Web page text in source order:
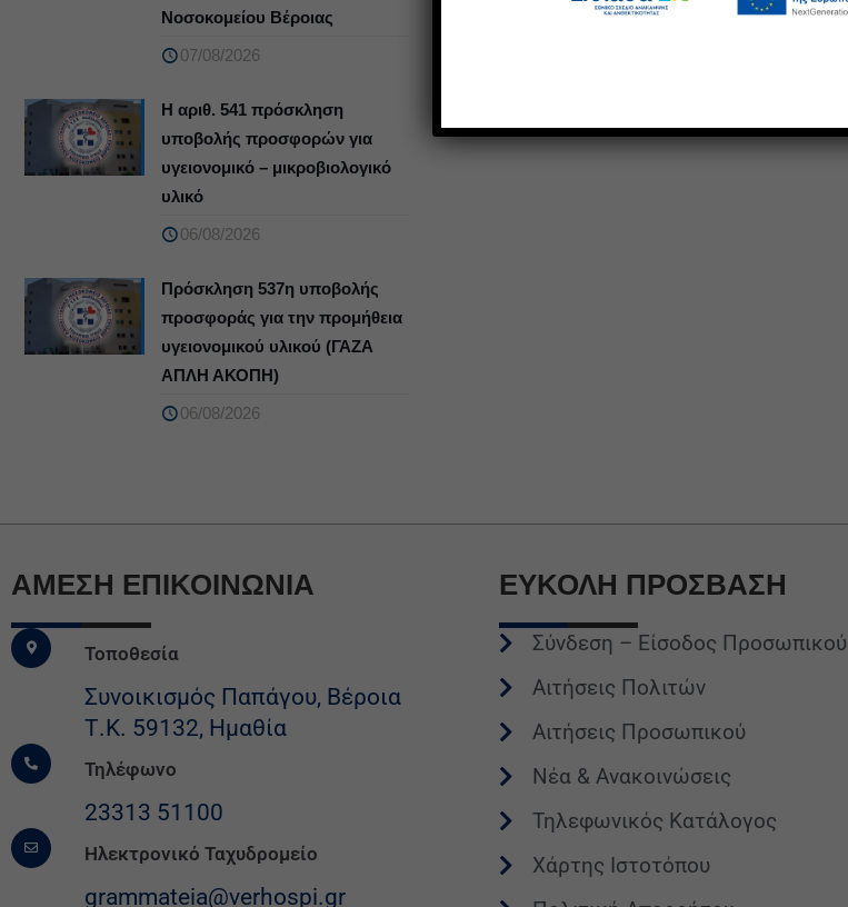
Νοσοκομείου Βέροιας
07/08/2026
Η αριθ. 541 πρόσκληση
υποβολής προσφορών για
υγειονομικό – μικροβιολογικό
υλικό
06/08/2026
Πρόσκληση 537η υποβολής
προσφοράς για την προμήθεια
υγειονομικού υλικού (ΓΑΖΑ
ΑΠΛΗ ΑΚΟΠΗ)
06/08/2026
ΆΜΕΣΗ ΕΠΙΚΟΙΝΩΝΙΑ
Τοποθεσία
Συνοικισμός Παπάγου, Βέροια
Τ.Κ. 59132, Ημαθία
Τηλέφωνο
23313 51100
Ηλεκτρονικό Ταχυδρομείο
grammateia@verhospi.gr
ΕΥΚΟΛΗ ΠΡΟΣΒΑΣΗ
Σύνδεση – Είσοδος Προσωπικού
Αιτήσεις Πολιτών
Αιτήσεις Προσωπικού
Νέα & Ανακοινώσεις
Τηλεφωνικός Κατάλογος
Χάρτης Ιστοτόπου